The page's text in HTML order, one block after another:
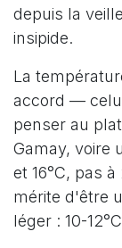
depuis la
insipide.
La
accord —
penser au
Gamay, voire
et 16°C, pas
mérite d'être
léger : 10-